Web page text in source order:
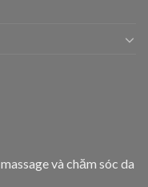
và chăm sóc da